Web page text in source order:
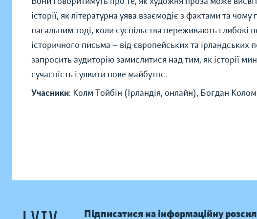
історії, як літературна уява взаємодіє з фактами та
нагальним тоді, коли суспільства переживають глибокі
історичного письма — від європейських та ірландських
запросить аудиторію замислитися над тим, як історії
сучасність і уявити нове майбутнє.
Учасники: Колм Тойбін (Ірландія, онлайн), Богдан
Підписатися на інформаційну